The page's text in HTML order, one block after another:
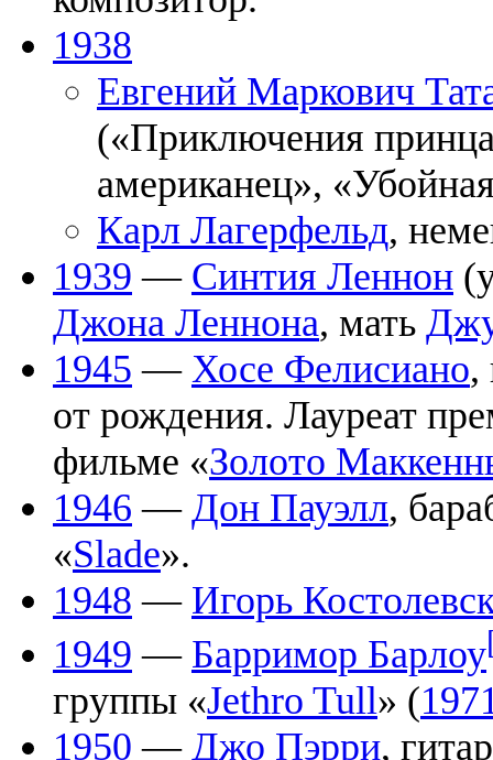
1938
Евгений Маркович
(«Приключения
американец»,
Карл Лагерфельд,
1939 — Синтия Леннон
Джона Леннона, мать
1945 — Хосе Фелисиано,
от рождения. Лауреат
фильме «Золото
1946 — Дон Пауэлл,
«Slade».
1948 — Игорь
1949 — Барримор Барлоу
группы «Jethro Tull» (
1950 — Джо Пэрри,